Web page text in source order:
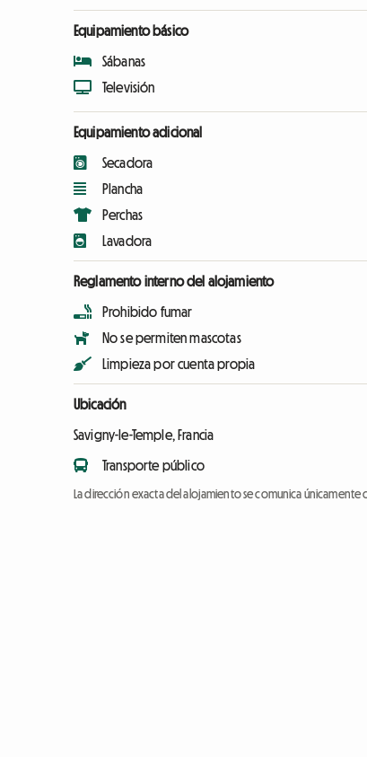
Equipamiento básico
Sábanas
Televisión
Equipamiento adicional
Secadora
Plancha
Perchas
Lavadora
Reglamento interno del alojamiento
Prohibido fumar
No se permiten mascotas
Limpieza por cuenta propia
Ubicación
Savigny-le-Temple, Francia
Transporte público
La dirección exacta del alojamiento se comunica únicamente